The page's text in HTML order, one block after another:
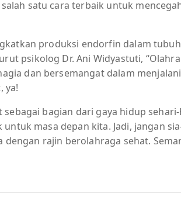
satu cara terbaik untuk
produksi endorfin dalam
psikolog Dr. Ani Widyastuti,
dan bersemangat dalam menjalani
ya!
bagian dari gaya hidup
masa depan kita. Jadi, jangan
rajin berolahraga sehat.